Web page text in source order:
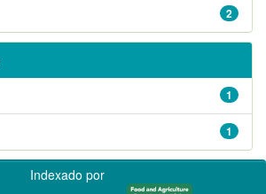
2
1
1
Indexado por